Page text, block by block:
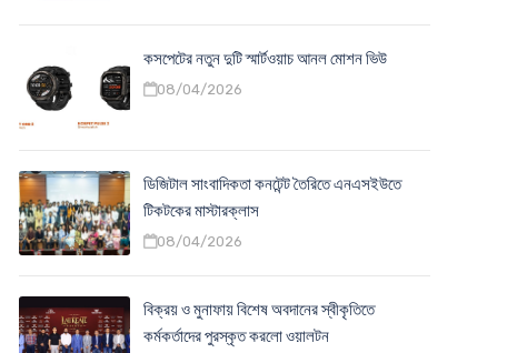
কসপেটের নতুন দুটি স্মার্টওয়াচ আনল মোশন ভিউ
08/04/2026
ডিজিটাল সাংবাদিকতা কনটেন্ট তৈরিতে এনএসইউতে
টিকটকের মাস্টারক্লাস
08/04/2026
বিক্রয় ও মুনাফায় বিশেষ অবদানের স্বীকৃতিতে
কর্মকর্তাদের পুরস্কৃত করলো ওয়ালটন